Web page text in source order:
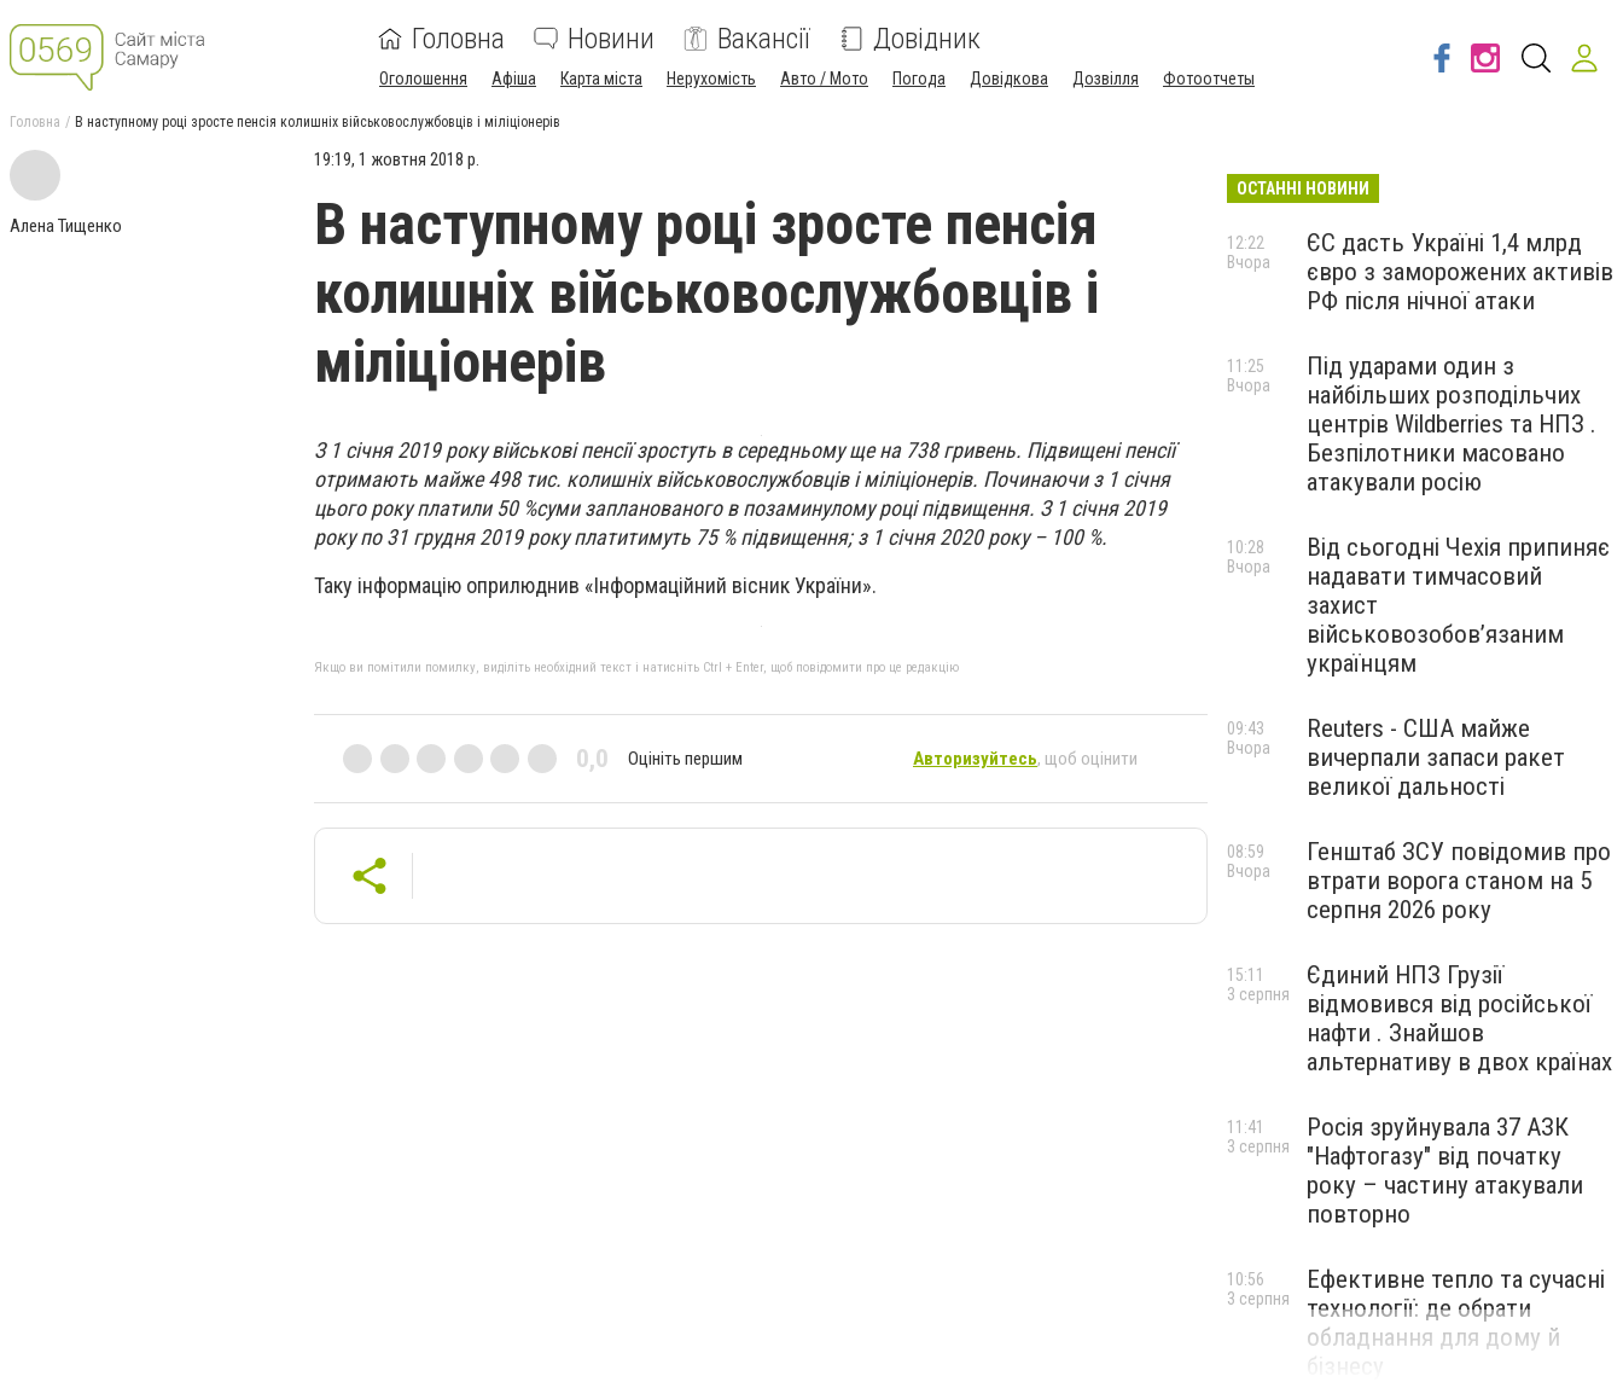
Головна Новини Вакансії Довідник
Оголошення Афіша Карта міста Нерухомість Авто / Мото Погода Довідкова Дозвілля Фотоотчеты
Головна В наступному році зросте пенсія колишніх військовослужбовців і міліціонерів
Алена Тищенко
19:19, 1 жовтня 2018 р.
В наступному році зросте пенсія
колишніх військовослужбовців і
міліціонерів
З 1 січня 2019 року військові пенсії зростуть в середньому ще на 738 гривень. Підвищені пенсії
отримають майже 498 тис. колишніх військовослужбовців і міліціонерів. Починаючи з 1 січня
цього року платили 50 %суми запланованого в позаминулому році підвищення. З 1 січня 2019
року по 31 грудня 2019 року платитимуть 75 % підвищення; з 1 січня 2020 року – 100 %.
Таку інформацію оприлюднив «Інформаційний вісник України».
Якщо ви помітили помилку, виділіть необхідний текст і натисніть Ctrl + Enter, щоб повідомити про це редакцію
0,0 Оцініть першим Авторизуйтесь, щоб оцінити
ОСТАННІ НОВИНИ
ЄС дасть Україні 1,4 млрд
євро з заморожених активів
РФ після нічної атаки
12:22
Вчора
Під ударами один з
найбільших розподільчих
центрів Wildberries та НПЗ .
Безпілотники масовано
атакували росію
11:25
Вчора
Від сьогодні Чехія припиняє
надавати тимчасовий
захист
військовозобов’язаним
українцям
10:28
Вчора
Reuters - США майже
вичерпали запаси ракет
великої дальності
09:43
Вчора
Генштаб ЗСУ повідомив про
втрати ворога станом на 5
серпня 2026 року
08:59
Вчора
Єдиний НПЗ Грузії
відмовився від російської
нафти . Знайшов
альтернативу в двох країнах
15:11
3 серпня
Росія зруйнувала 37 АЗК
"Нафтогазу" від початку
року – частину атакували
повторно
11:41
3 серпня
Ефективне тепло та сучасні
технології: де обрати
обладнання для дому й
бізнесу
10:56
3 серпня